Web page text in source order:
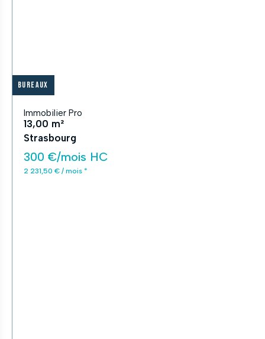
Bureaux
Immobilier Pro
13,00 m²
Strasbourg
300 €/mois HC
2 231,50 € / mois *